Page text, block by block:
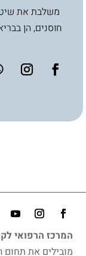
חוסנים, הן
המרכז הרפואי